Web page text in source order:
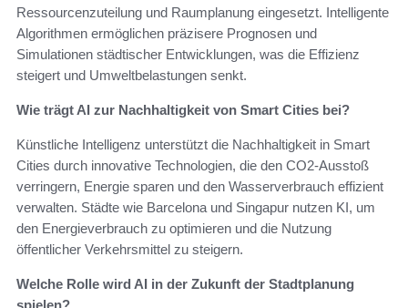
Ressourcenzuteilung und Raumplanung eingesetzt. Intelligente
Algorithmen ermöglichen präzisere Prognosen und
Simulationen städtischer Entwicklungen, was die Effizienz
steigert und Umweltbelastungen senkt.
Wie trägt AI zur Nachhaltigkeit von Smart Cities bei?
Künstliche Intelligenz unterstützt die Nachhaltigkeit in Smart
Cities durch innovative Technologien, die den CO2-Ausstoß
verringern, Energie sparen und den Wasserverbrauch effizient
verwalten. Städte wie Barcelona und Singapur nutzen KI, um
den Energieverbrauch zu optimieren und die Nutzung
öffentlicher Verkehrsmittel zu steigern.
Welche Rolle wird AI in der Zukunft der Stadtplanung
spielen?